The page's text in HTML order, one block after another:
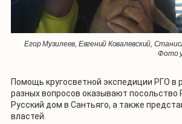
Егор Музилеев, Евгений Ковалевский,
Фото
Помощь кругосветной экспедиции РГО в
разных вопросов оказывают посольство
Русский дом в Сантьяго, а также
властей.